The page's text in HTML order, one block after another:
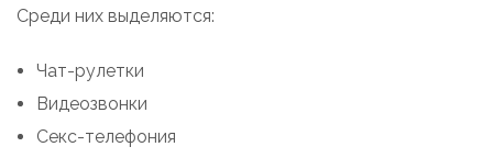
Среди них выделяются:
Чат-рулетки
Видеозвонки
Секс-телефония